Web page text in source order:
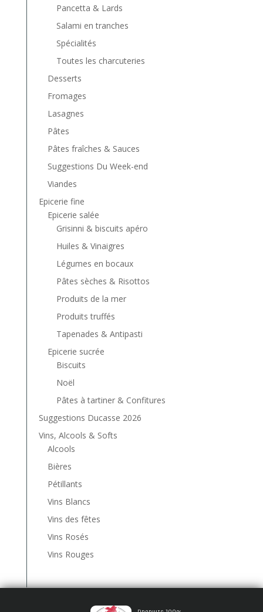
Pancetta & Lards
Salami en tranches
Spécialités
Toutes les charcuteries
Desserts
Fromages
Lasagnes
Pâtes
Pâtes fraîches & Sauces
Suggestions Du Week-end
Viandes
Epicerie fine
Epicerie salée
Grisinni & biscuits apéro
Huiles & Vinaigres
Légumes en bocaux
Pâtes sèches & Risottos
Produits de la mer
Produits truffés
Tapenades & Antipasti
Epicerie sucrée
Biscuits
Noël
Pâtes à tartiner & Confitures
Suggestions Ducasse 2026
Vins, Alcools & Softs
Alcools
Bières
Pétillants
Vins Blancs
Vins des fêtes
Vins Rosés
Vins Rouges